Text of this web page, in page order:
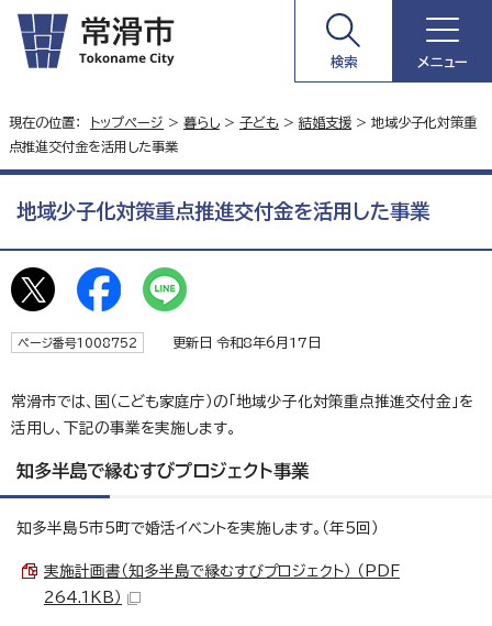
検索 メニュー
現在の位置： トップページ > 暮らし> 子ども > 結婚支援 > 地域少子化対策重
点推進交付金を活用した事業
地域少子化対策重点推進交付金を活用した事業
ページ番号1008752 更新日 令和8年6月17日
常滑市では、国（こども家庭庁）の「地域少子化対策重点推進交付金」を
活用し、下記の事業を実施します。
知多半島で縁むすびプロジェクト事業
知多半島5市5町で婚活イベントを実施します。（年5回）
実施計画書（知多半島で縁むすびプロジェクト） （PDF
264.1KB）